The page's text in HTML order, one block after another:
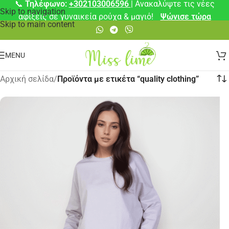
Skip to navigation
Skip to main content
📞 Τηλέφωνο: +302103006596 | Ανακαλύψτε τις νέες
αφίξεις σε γυναικεία ρούχα & μαγιό!
Ψώνισε τώρα
MENU
Αρχική σελίδα/Προϊόντα με ετικέτα “quality clothing”